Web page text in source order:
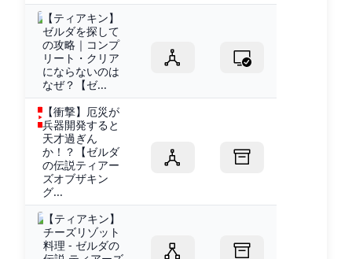
【ティアキン】
ゼルダを探して
の攻略｜コンプ
リート・クリア
にならないのは
なぜ？【ゼ...
【衝撃】厄災が
兵器開発すると
天才過ぎん
か！？【ゼルダ
の伝説ティアー
ズオブザキン
グ...
【ティアキン】
チーズリゾット
料理 - ゼルダの